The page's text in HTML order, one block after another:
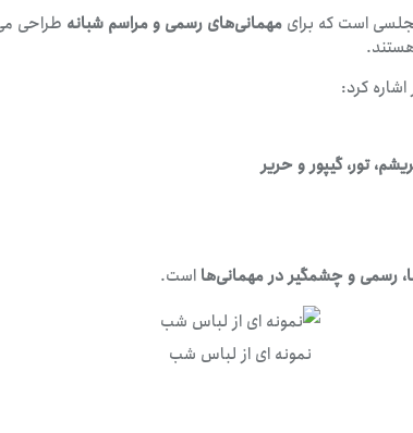
است که برای مهمانی‌های رسمی و مراسم شبانه طراحی
کرد:
تور، گیپور و حریر
رسمی و چشمگیر در مهمانی‌ها است.
نمونه ای از لباس شب